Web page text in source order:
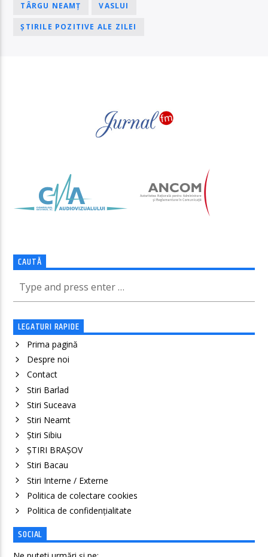
TÂRGU NEAMȚ VASLUI
ȘTIRILE POZITIVE ALE ZILEI
CAUTĂ
LEGATURI RAPIDE
Prima pagină
Despre noi
Contact
Stiri Barlad
Stiri Suceava
Stiri Neamt
Știri Sibiu
ȘTIRI BRAȘOV
Stiri Bacau
Stiri Interne / Externe
Politica de colectare cookies
Politica de confidenţialitate
SOCIAL